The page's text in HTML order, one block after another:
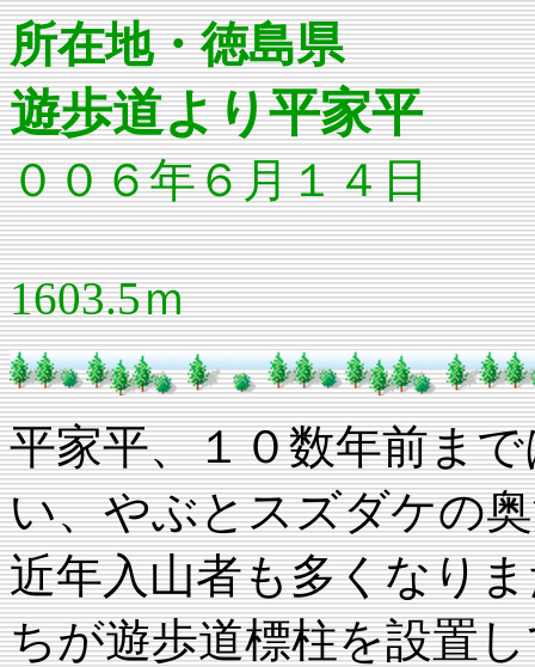
所在地・徳島県
遊歩道より平家平
００６年６月１４日
1603.5ｍ
平家平、１０数年前ま
い、やぶとスズダケの
近年入山者も多くなり
ちが遊歩道標柱を設置